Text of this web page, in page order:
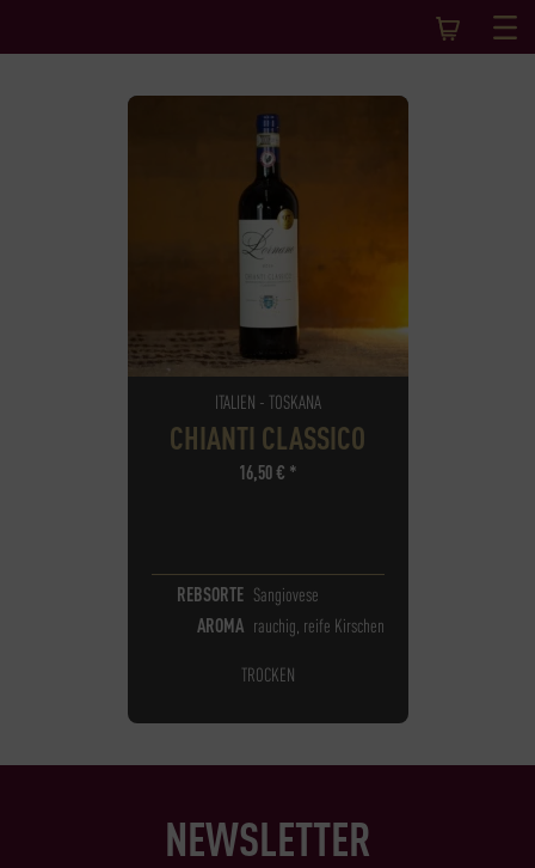
ITALIEN - TOSKANA
CHIANTI CLASSICO
16,50€ *
REBSORTE Sangiovese
AROMA rauchig, reife Kirschen
TROCKEN
NEWSLETTER